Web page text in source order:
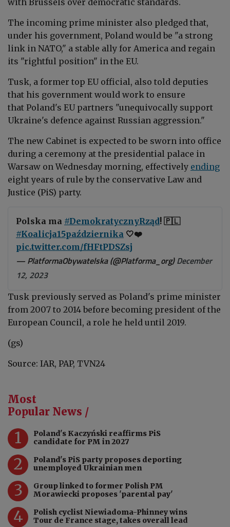
The incoming prime minister also pledged that,
under his government, Poland would be "a strong
link in NATO," a stable ally for America and regain
its "rightful position" in the EU.
Tusk, a former top EU official, also told deputies
that his government would work to ensure
that Poland's EU partners "unequivocally support
Ukraine's defence against Russian aggression."
The new Cabinet is expected to be sworn into office
during a ceremony at the presidential palace in
Warsaw on Wednesday morning, effectively ending
eight years of rule by the conservative Law and
Justice (PiS) party.
Polska ma #DemokratycznyRząd! 🇵🇱
#Koalicja15października 🤍❤️
pic.twitter.com/fHFtPDSZsj
— PlatformaObywatelska (@Platforma_org)December
12, 2023
Tusk previously served as Poland's prime minister
from 2007 to 2014 before becoming president of the
European Council, a role he held until 2019.
(gs)
Source: IAR, PAP, TVN24
Most
Popular News /
1
Poland's Kaczyński reaffirms PiS
candidate for PM in 2027
2
Poland's PiS party proposes deporting
unemployed Ukrainian men
3
Group linked to former Polish PM
Morawiecki proposes 'parental pay'
4
Polish cyclist Niewiadoma-Phinney wins
Tour de France stage, takes overall lead